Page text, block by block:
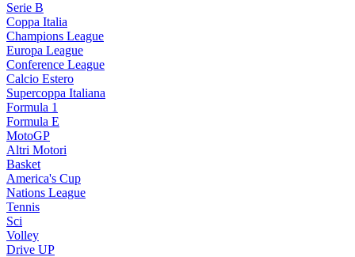
Serie B
Coppa Italia
Champions League
Europa League
Conference League
Calcio Estero
Supercoppa Italiana
Formula 1
Formula E
MotoGP
Altri Motori
Basket
America's Cup
Nations League
Tennis
Sci
Volley
Drive UP